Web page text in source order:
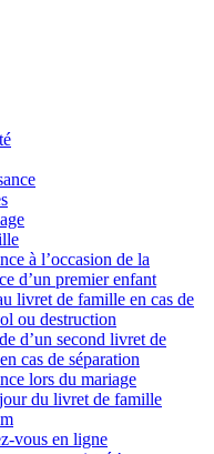
à l’occasion de la
d’un premier enfant
livret de famille en cas de
ou destruction
d’un second livret de
cas de séparation
lors du mariage
du livret de famille
vous en ligne